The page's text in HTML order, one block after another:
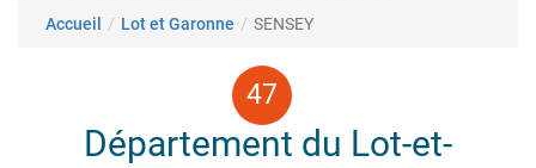
Fil d'Ariane
Accueil Lot et Garonne SENSEY
Département du Lot-et-